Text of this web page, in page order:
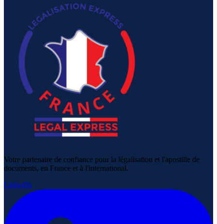
Votre partenaire de confiance pour la légalisation et l'apostille de
documents, en France et à l'international.
LinkedIn